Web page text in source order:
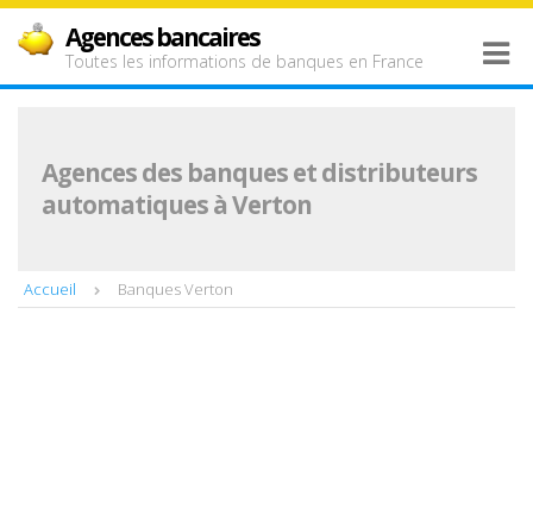
Agences bancaires
Toutes les informations de banques en France
Agences des banques et distributeurs
automatiques à Verton
Accueil Banques Verton